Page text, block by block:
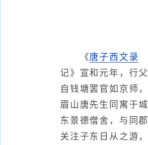
《唐子西文录
记》宣和元年，行父
自钱塘罢官如京师，
眉山唐先生同寓于城
东景德僧舍，与同郡
关注子东日从之游，